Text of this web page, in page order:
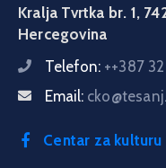
Kralja Tvrtka br. 1,
Hercegovina
Telefon: ++387
Email:
Centar za